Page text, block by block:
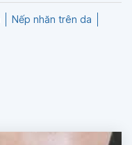
Nếp nhăn trên da